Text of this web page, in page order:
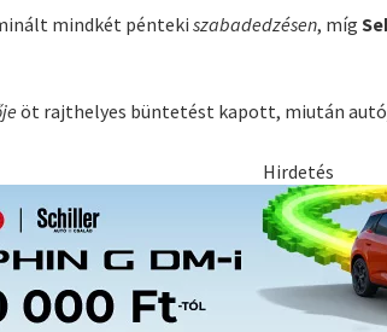
mindkét péntekiszabadedzésen, míg
öt rajthelyes büntetést kapott, miután
Hirdetés